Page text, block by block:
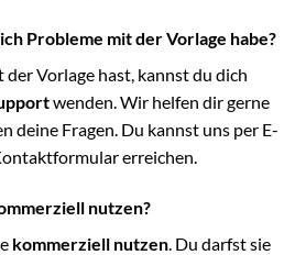
Probleme mit der Vorlage habe?
Vorlage hast, kannst du dich
wenden. Wir helfen dir gerne
deine Fragen. Du kannst uns per E-
erreichen.
nutzen?
kommerziell nutzen. Du darfst sie